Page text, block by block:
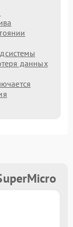
данных